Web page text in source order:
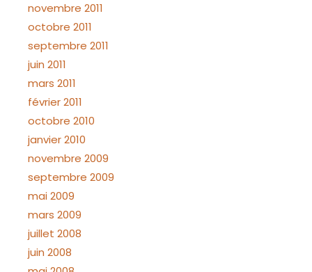
novembre 2011
octobre 2011
septembre 2011
juin 2011
mars 2011
février 2011
octobre 2010
janvier 2010
novembre 2009
septembre 2009
mai 2009
mars 2009
juillet 2008
juin 2008